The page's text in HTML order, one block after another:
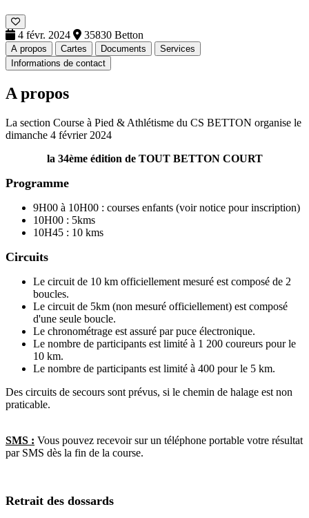
4 févr. 2024 35830 Betton
A propos Cartes Documents
Services
Informations de contact
A propos
La section Course à Pied & Athlétisme du CS BETTON organise le
dimanche 4 février 2024
la 34ème édition de TOUT BETTON COURT
Programme
9H00 à 10H00 : courses enfants (voir notice pour inscription)
10H00 : 5kms
10H45 : 10 kms
Circuits
Le circuit de 10 km officiellement mesuré est composé de 2
boucles.
Le circuit de 5km (non mesuré officiellement) est composé
d'une seule boucle.
Le chronométrage est assuré par puce électronique.
Le nombre de participants est limité à 1 200 coureurs pour le
10 km.
Le nombre de participants est limité à 400 pour le 5 km.
Des circuits de secours sont prévus, si le chemin de halage est non
praticable.
SMS : Vous pouvez recevoir sur un téléphone portable votre résultat
par SMS dès la fin de la course.
Retrait des dossards